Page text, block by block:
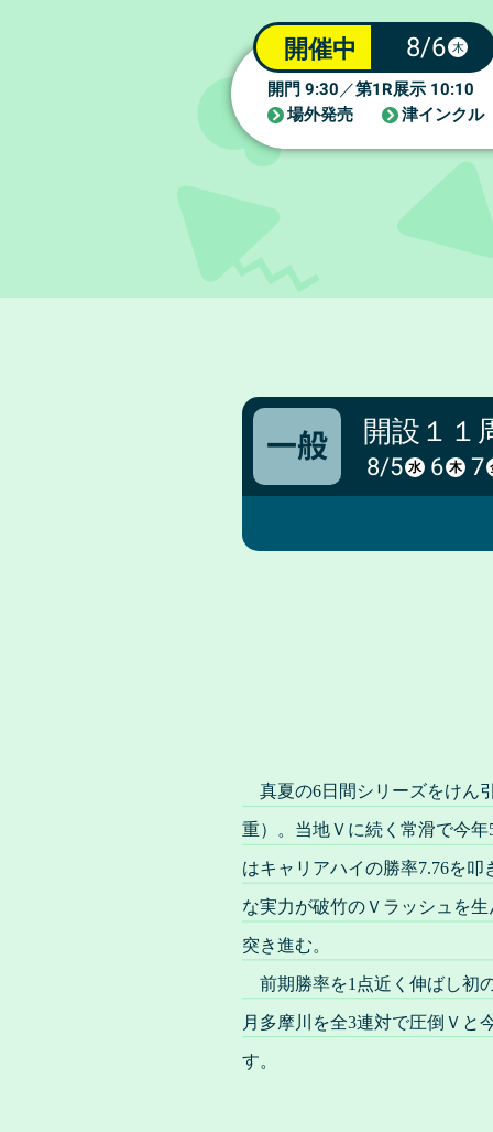
開催中 8/6 木
開門 9:30 ／第1R展示 10:10
場外発売 津インクル
一般 開設１１
8/5 水 6 木 7
真夏の6日間シリーズをけん
重）。当地Ｖに続く常滑で今
はキャリアハイの勝率7.76を
な実力が破竹のＶラッシュを
突き進む。
前期勝率を1点近く伸ばし初
月多摩川を全3連対で圧倒Ｖと
す。